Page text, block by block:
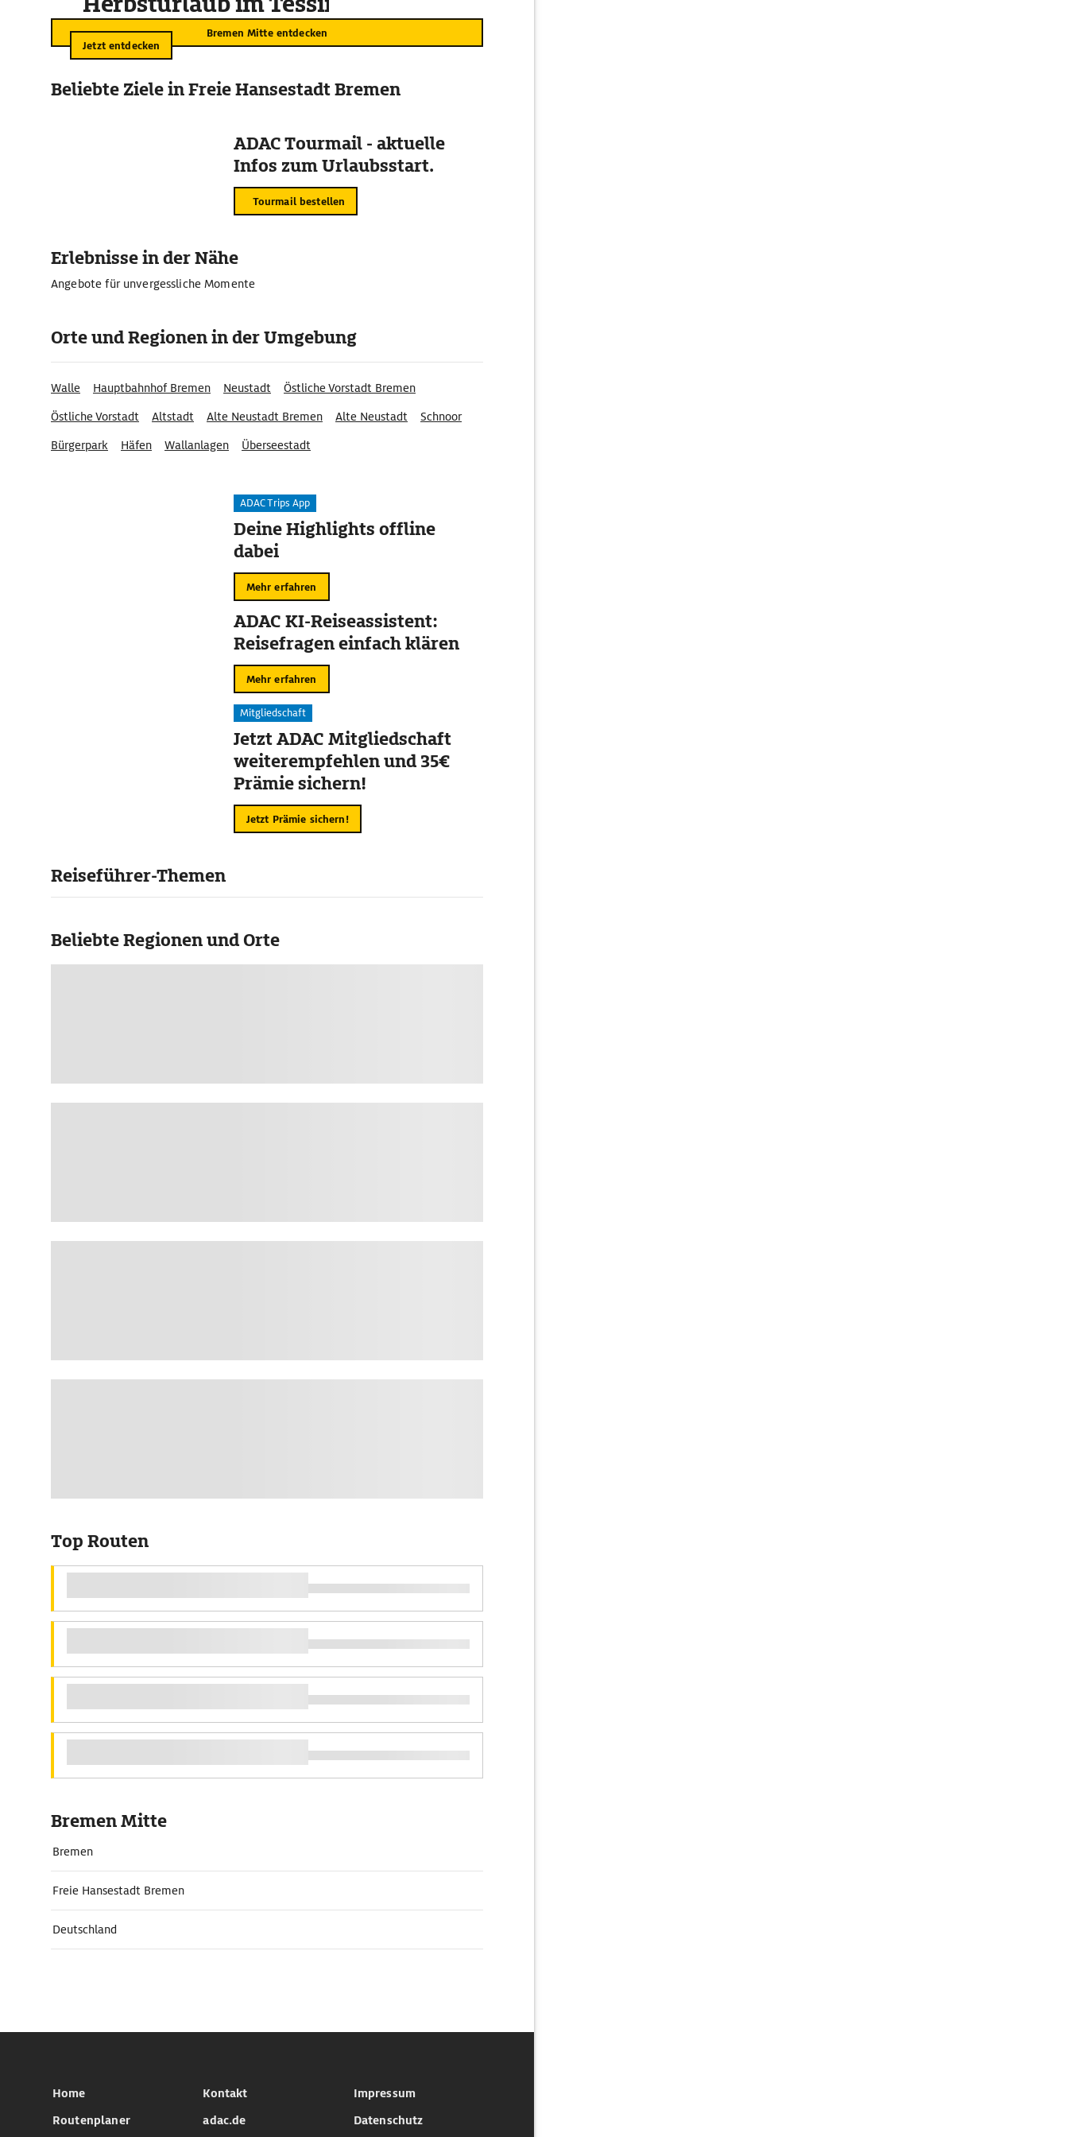
Bremen Mitte entdecken
Jetzt entdecken
Beliebte Ziele in Freie Hansestadt Bremen
ADAC Tourmail - aktuelle
Infos zum Urlaubsstart.
Tourmail bestellen
Erlebnisse in der Nähe
Angebote für unvergessliche Momente
Orte und Regionen in der Umgebung
Walle Hauptbahnhof Bremen Neustadt
Östliche Vorstadt Bremen
Östliche Vorstadt
Altstadt Alte Neustadt Bremen Alte Neustadt
Schnoor
Bürgerpark
Häfen Wallanlagen Überseestadt
ADAC Trips App
Deine Highlights offline
dabei
Mehr erfahren
ADAC KI-Reiseassistent:
Reisefragen einfach klären
Mehr erfahren
Mitgliedschaft
Jetzt ADAC Mitgliedschaft
weiterempfehlen und 35€
Prämie sichern!
Jetzt Prämie sichern!
Reiseführer-Themen
Beliebte Regionen und Orte
Top Routen
Bremen Mitte
Bremen
Freie Hansestadt Bremen
Deutschland
Home
Routenplaner
Kontakt
adac.de
Impressum
Datenschutz